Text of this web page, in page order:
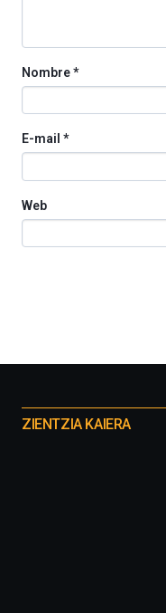
Nombre*
E-mail *
Web
proyectos
ZIENTZIA KAIERA